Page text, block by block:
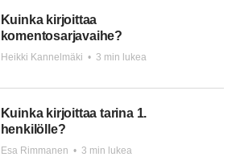
Kuinka kirjoittaa
komentosarjavaihe?
Heikki Kannelmäki • 3 min lukea
Kuinka kirjoittaa tarina 1.
henkilölle?
Esa Rimmanen • 3 min lukea